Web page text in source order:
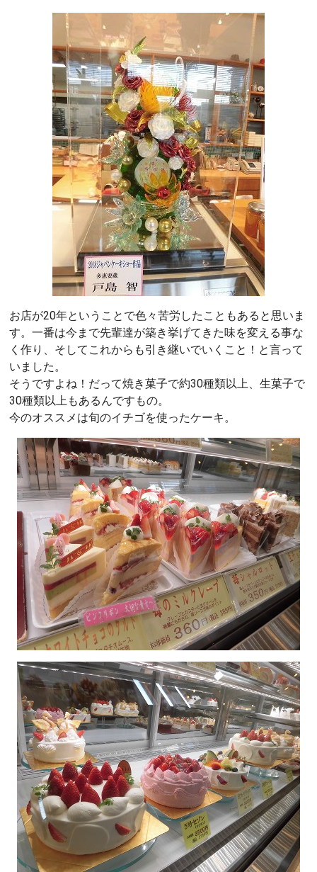
お店が20年ということで色々苦労したこともあると思いま
す。一番は今まで先輩達が築き挙げてきた味を変える事な
く作り、そしてこれからも引き継いでいくこと！と言って
いました。
そうですよね！だって焼き菓子で約30種類以上、生菓子で
30種類以上もあるんですもの。
今のオススメは旬のイチゴを使ったケーキ。